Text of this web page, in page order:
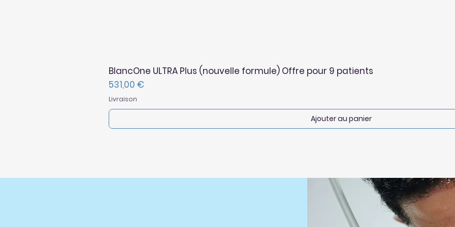
BlancOne ULTRA Plus (nouvelle formule) Offre pour 9 patients
Prix
531,00 €
Livraison
Ajouter au panier